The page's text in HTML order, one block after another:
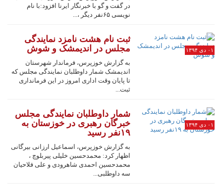
در گفت و گو با خبرنگار ایرنا افزود:با نام
نویسی ۶۵نفر دیگر ،...
۰۱ دی ۱۳۹۴
ثبت نام هشت نامزد نمایندگی
مجلس در اندیمشک و شوش
به گزارش خوزپرس، فرماندار شهرستان
اندیمشک شمار داوطلبان نمایندگی مجلس که
تا پایان وقت اداری امروز در این فرمانداری
ثبت...
۰۱ دی ۱۳۹۴
شمار داوطلبان نمایندگی مجلس
خبرگان رهبری در خوزستان به
۱۹نفر رسید
به گزارش خوزپرس، اسماعیل ارزانی بیرگانی
اظهار کرد: محمدحسین خلیلی پیربلوچ ،
محمدحسین احمدی شاهرودی و علی فلاحیان
سه داوطلبی...